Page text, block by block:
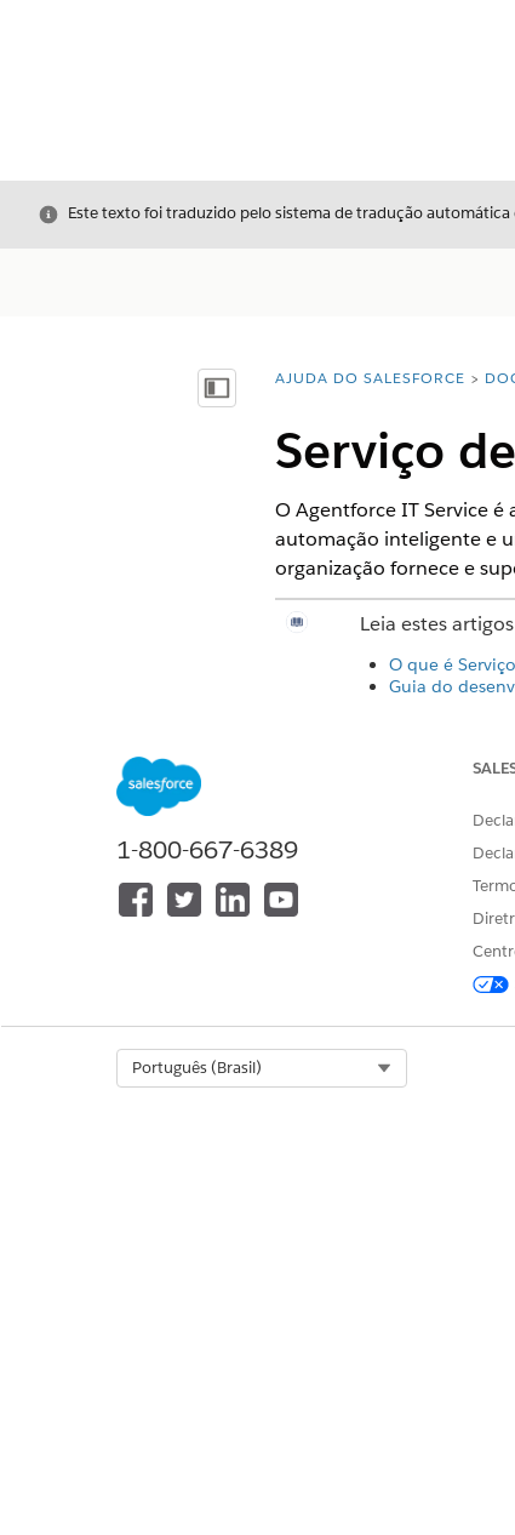
Fechar
Este texto foi traduzido pelo sistema de tradução automática
Mostrar índiceVocê está aqui:
AJUDA DO SALESFORCE
Serviço
O Agentforce IT Service
automação inteligente e
organização fornece e
Leia estes
O que é
Guia do
Portal de
Roteamento
Regras de
Calendário de
Notificações
Use o Trailhead
Serviço de TI da
1-800-667-6389
Português (Brasil)